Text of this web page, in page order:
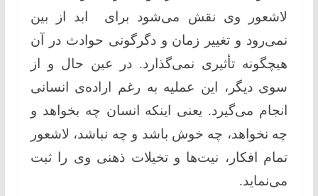
لاشعور وی نقش می‌شود برای ابد از بین
نمی‌رود و تغییر زمان و دگرگونی حوادث در آن
هیچگونه تأثیری نمی‌گذارد. در عین حال و از
سوی دیگر، این عملیه به رغم اراده‌ی انسانی
انجام می‌گیرد. یعنی اینکه انسان چه بخواهد و
چه نخواهد، چه خوش باشد و چه نباشد، لاشعور
تمام افكار، نیت‌ها و تخیلات ذهنی وی را ثبت
می‌نماید.